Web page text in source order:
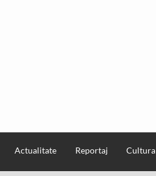
Actualitate Reportaj Cultura